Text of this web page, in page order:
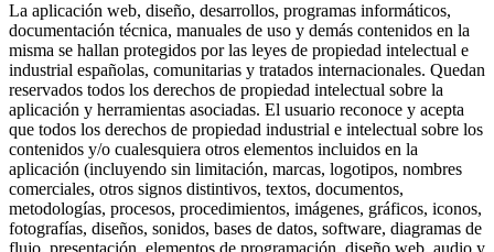
La aplicación web, diseño, desarrollos, programas informáticos,
documentación técnica, manuales de uso y demás contenidos en la
misma se hallan protegidos por las leyes de propiedad intelectual e
industrial españolas, comunitarias y tratados internacionales. Quedan
reservados todos los derechos de propiedad intelectual sobre la
aplicación y herramientas asociadas. El usuario reconoce y acepta
que todos los derechos de propiedad industrial e intelectual sobre los
contenidos y/o cualesquiera otros elementos incluidos en la
aplicación (incluyendo sin limitación, marcas, logotipos, nombres
comerciales, otros signos distintivos, textos, documentos,
metodologías, procesos, procedimientos, imágenes, gráficos, iconos,
fotografías, diseños, sonidos, bases de datos, software, diagramas de